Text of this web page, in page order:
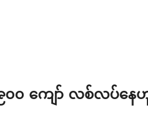
၀၀ ကျော် လစ်လပ်န